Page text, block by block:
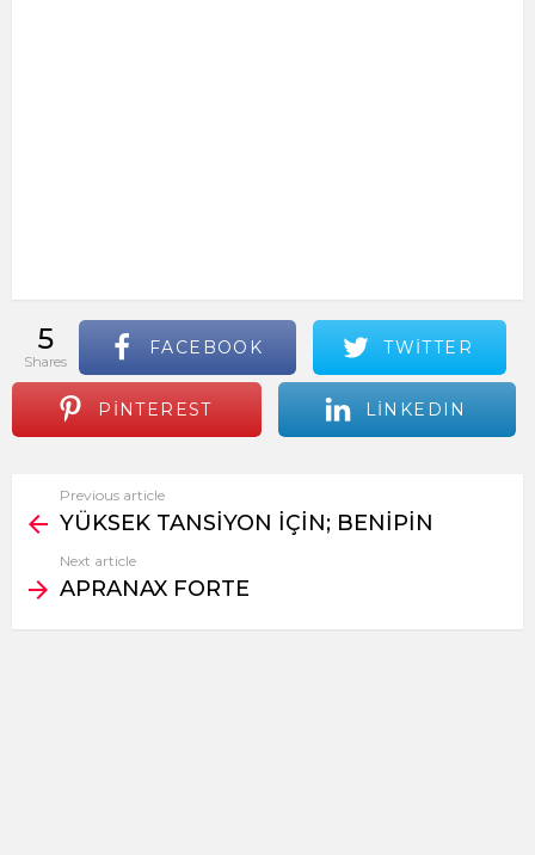
5
shares
FACEBOOK TWITTER
PINTEREST LINKEDIN
more
Previous article
YÜKSEK TANSİYON İÇİN; BENİPİN
Next article
APRANAX FORTE